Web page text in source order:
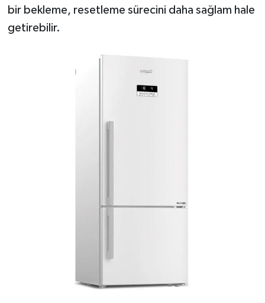
bir bekleme, resetleme sürecini daha sağlam hale
getirebilir.